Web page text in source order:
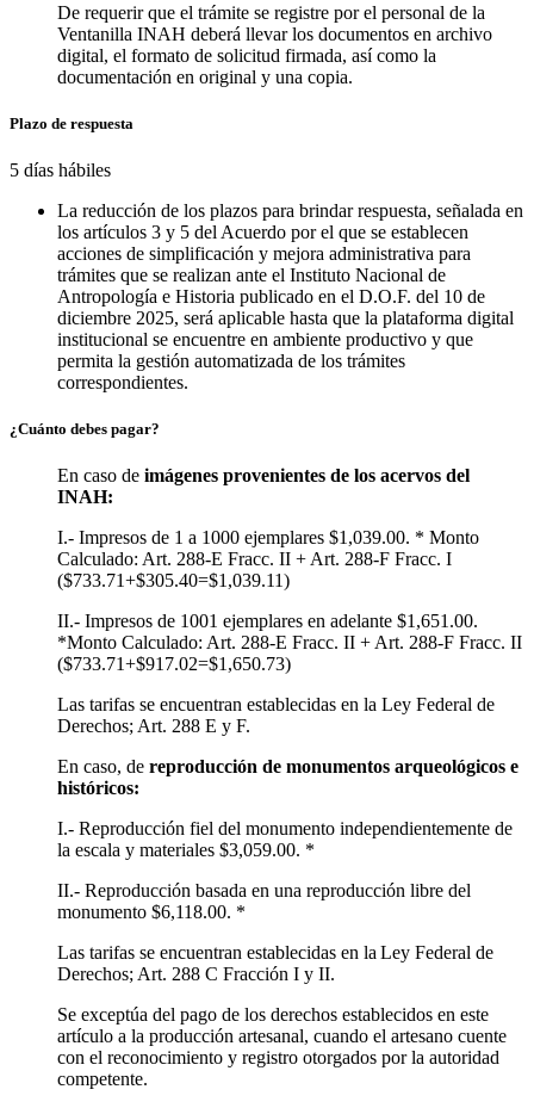
De requerir que el trámite se registre por el personal de la
Ventanilla INAH deberá llevar los documentos en archivo
digital, el formato de solicitud firmada, así como la
documentación en original y una copia.
Plazo de respuesta
5 días hábiles
La reducción de los plazos para brindar respuesta, señalada en
los artículos 3 y 5 del Acuerdo por el que se establecen
acciones de simplificación y mejora administrativa para
trámites que se realizan ante el Instituto Nacional de
Antropología e Historia publicado en el D.O.F. del 10 de
diciembre 2025, será aplicable hasta que la plataforma digital
institucional se encuentre en ambiente productivo y que
permita la gestión automatizada de los trámites
correspondientes.
¿Cuánto debes pagar?
En caso de imágenes provenientes de los acervos del
INAH:
I.- Impresos de 1 a 1000 ejemplares $1,039.00. * Monto
Calculado: Art. 288-E Fracc. II + Art. 288-F Fracc. I
($733.71+$305.40=$1,039.11)
II.- Impresos de 1001 ejemplares en adelante $1,651.00.
*Monto Calculado: Art. 288-E Fracc. II + Art. 288-F Fracc. II
($733.71+$917.02=$1,650.73)
Las tarifas se encuentran establecidas en la Ley Federal de
Derechos; Art. 288 E y F.
En caso, de reproducción de monumentos arqueológicos e
históricos:
I.- Reproducción fiel del monumento independientemente de
la escala y materiales $3,059.00. *
II.- Reproducción basada en una reproducción libre del
monumento $6,118.00. *
Las tarifas se encuentran establecidas en la Ley Federal de
Derechos; Art. 288 C Fracción I y II.
Se exceptúa del pago de los derechos establecidos en este
artículo a la producción artesanal, cuando el artesano cuente
con el reconocimiento y registro otorgados por la autoridad
competente.